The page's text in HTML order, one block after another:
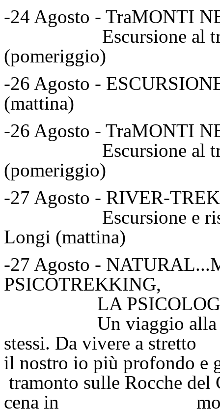
-24 Agosto - TraMONTI
Escursione al
(pomeriggio)
-26 Agosto -
(mattina)
-26 Agosto - TraMONTI
Escursione al
(pomeriggio)
-27 Agosto - RIVER-
Escursione e
Longi (mattina)
-27 Agosto -
PSICOTREKKING,
LA PSICOLOGIA
Un viaggio alla
stessi. Da vivere a
il nostro io più
tramonto sulle Rocche del
cena in